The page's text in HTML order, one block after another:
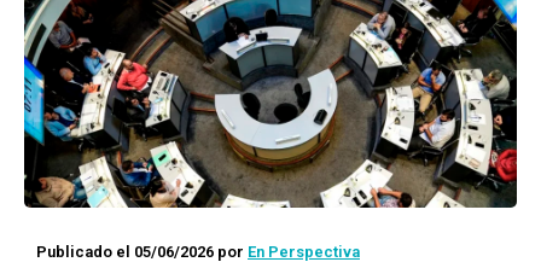
Publicado el 05/06/2026 por En Perspectiva